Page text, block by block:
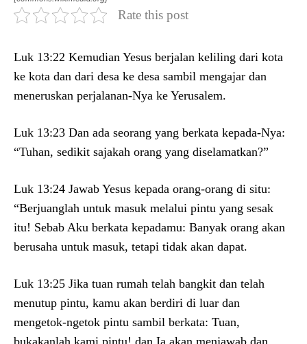
Rate this post
Luk 13:22 Kemudian Yesus berjalan keliling dari kota
ke kota dan dari desa ke desa sambil mengajar dan
meneruskan perjalanan-Nya ke Yerusalem.
Luk 13:23 Dan ada seorang yang berkata kepada-Nya:
“Tuhan, sedikit sajakah orang yang diselamatkan?”
Luk 13:24 Jawab Yesus kepada orang-orang di situ:
“Berjuanglah untuk masuk melalui pintu yang sesak
itu! Sebab Aku berkata kepadamu: Banyak orang akan
berusaha untuk masuk, tetapi tidak akan dapat.
Luk 13:25 Jika tuan rumah telah bangkit dan telah
menutup pintu, kamu akan berdiri di luar dan
mengetok-ngetok pintu sambil berkata: Tuan,
bukakanlah kami pintu! dan Ia akan menjawab dan